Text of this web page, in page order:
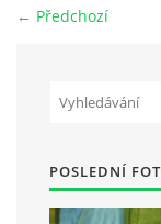
Občanská
← Předchozí
POSLEDNÍ